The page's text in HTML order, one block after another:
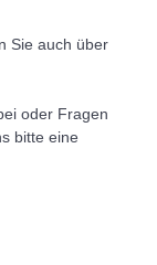
Sie auch über
oder Fragen
bitte eine